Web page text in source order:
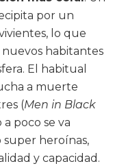
por un
lo que
nuevos habitantes
El habitual
a muerte
(Men in Black
a poco se va
heroínas,
y capacidad.